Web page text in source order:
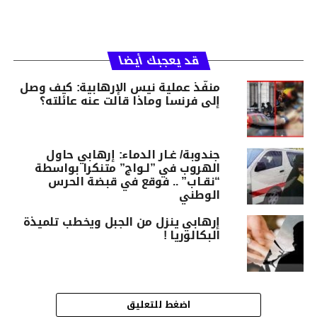
قد يعجبك أيضا
منفّذ عملية نيس الإرهابية: كيف وصل
إلى فرنسا وماذا قالت عنه عائلته؟ ‎
جندوبة/ غـار الدماء: إرهابي حاول
الهروب في ”لـواج” متنكرا بواسطة
“نقـاب” .. فوقع في قبضة الحرس
الوطني
إرهابي ينزل من الجبل ويخطب تلميذة
البكالوريا !
اضغط للتعليق